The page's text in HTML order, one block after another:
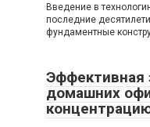
Введение в
последние
фундаментные
Эффективная
домашних